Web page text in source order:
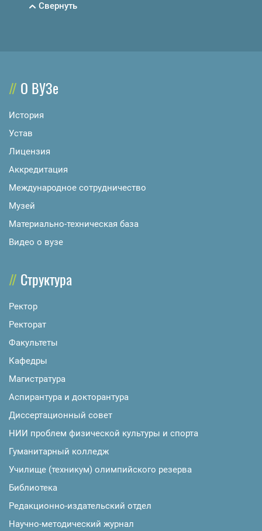
Свернуть
О ВУЗе
История
Устав
Лицензия
Аккредитация
Международное сотрудничество
Музей
Материально-техническая база
Видео о вузе
Структура
Ректор
Ректорат
Факультеты
Кафедры
Магистратура
Аспирантура и докторантура
Диссертационный совет
НИИ проблем физической культуры и спорта
Гуманитарный колледж
Училище (техникум) олимпийского резерва
Библиотека
Редакционно-издательский отдел
Научно-методический журнал